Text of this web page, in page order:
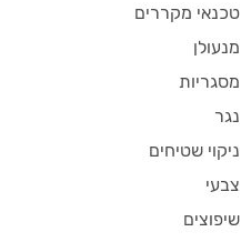
טכנאי מקררים
מנעולן
מסגריות
נגר
ניקוי שטיחים
צבעי
שיפוצים